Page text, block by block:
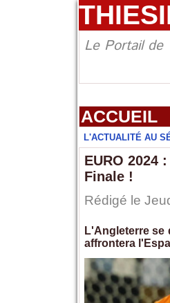
Le Portail de
ACCUEIL
L'ACTUALITÉ AU
EURO 2024
Finale !
Rédigé le
L'Angleterre se
affrontera